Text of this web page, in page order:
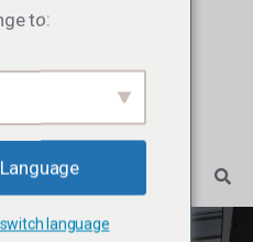
to:
language